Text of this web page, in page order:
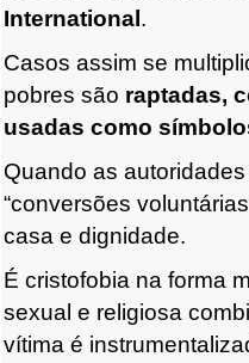
International.
Casos assim se
pobres são raptadas,
usadas como
Quando as
“conversões
casa e dignidade.
É cristofobia na forma
sexual e religiosa
vítima é